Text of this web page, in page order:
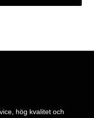
hög kvalitet och